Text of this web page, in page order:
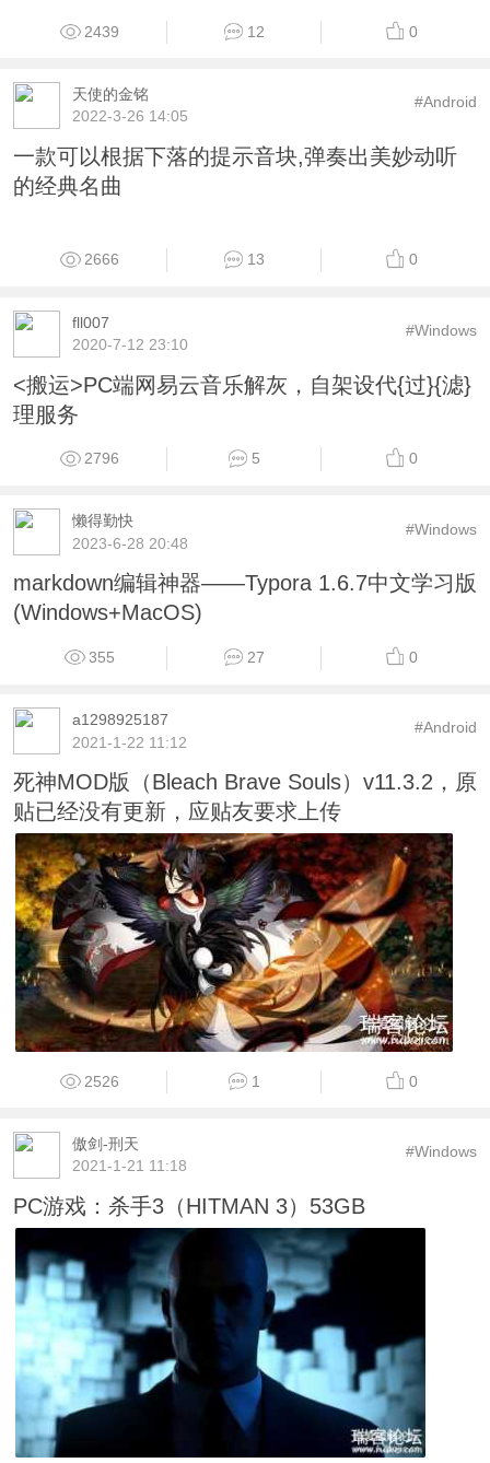
2439 12 0
天使的金铭
2022-3-26 14:05
#Android
一款可以根据下落的提示音块,弹奏出美妙动听
的经典名曲
2666 13 0
fll007
2020-7-12 23:10
#Windows
<搬运>PC端网易云音乐解灰，自架设代{过}{滤}
理服务
2796 5 0
懒得勤快
2023-6-28 20:48
#Windows
markdown编辑神器——Typora 1.6.7中文学习版
(Windows+MacOS)
355 27 0
a1298925187
2021-1-22 11:12
#Android
死神MOD版（Bleach Brave Souls）v11.3.2，原
贴已经没有更新，应贴友要求上传
2526 1 0
傲剑-刑天
2021-1-21 11:18
#Windows
PC游戏：杀手3（HITMAN 3）53GB